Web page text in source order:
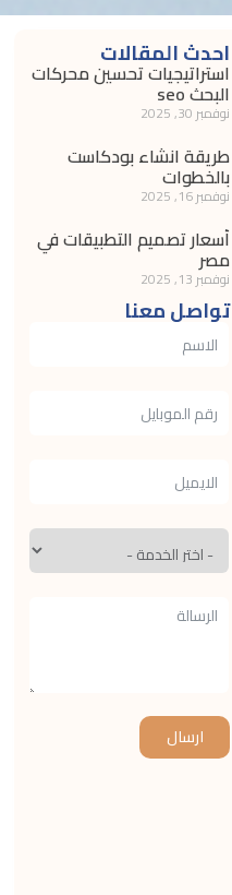
احدث المقالات
استراتيجيات تحسين محركات
البحث seo
نوفمبر 30, 2025
طريقة انشاء بودكاست
بالخطوات
نوفمبر 16, 2025
أسعار تصميم التطبيقات في
مصر
نوفمبر 13, 2025
تواصل معنا
ارسال